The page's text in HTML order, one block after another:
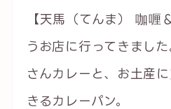
【天馬（てんま） 咖喱
うお店に行ってきまし
さんカレーと、お土産
きるカレーパン。